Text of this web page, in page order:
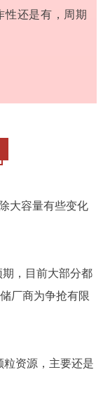
性还是有，周期
大容量有些变化
，目前大部分都
厂商为争抢有限
粒资源，主要还是